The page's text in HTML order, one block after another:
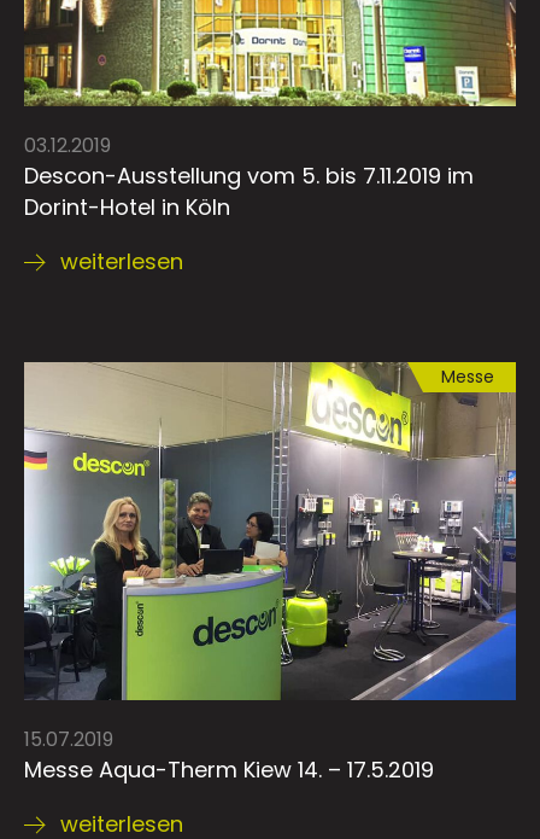
03.12.2019
Descon-Ausstellung vom 5. bis 7.11.2019 im
Dorint-Hotel in Köln
weiterlesen
Messe
15.07.2019
Messe Aqua-Therm Kiew 14. – 17.5.2019
weiterlesen